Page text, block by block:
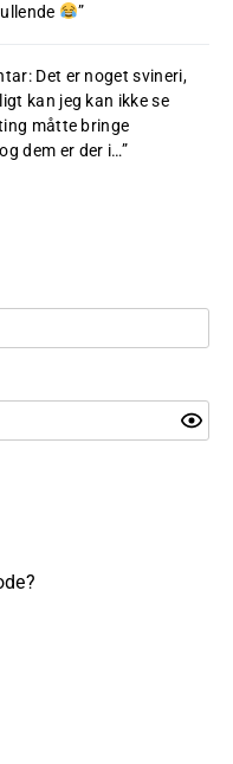
”
Det er noget svineri,
kan jeg kan ikke se
måtte bringe
dem er der i…”